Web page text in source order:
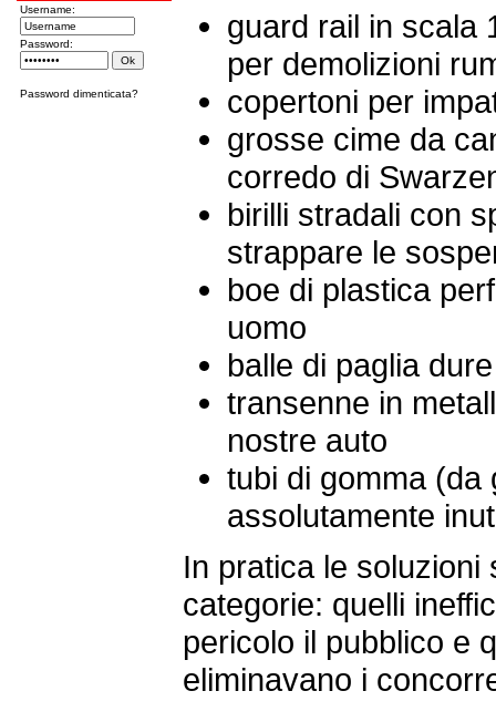
Username:
Password:
Password dimenticata?
guard rail in scala
per demolizioni
copertoni per
grosse cime da
corredo di
birilli stradali con
strappare le
boe di plastica
uomo
balle di paglia
transenne in
nostre auto
tubi di gomma (da
assolutamente
In pratica le soluzioni
categorie: quelli
pericolo il pubblico e
eliminavano i